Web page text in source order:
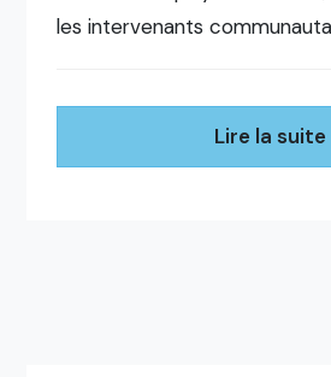
les intervenants
Lire la suite